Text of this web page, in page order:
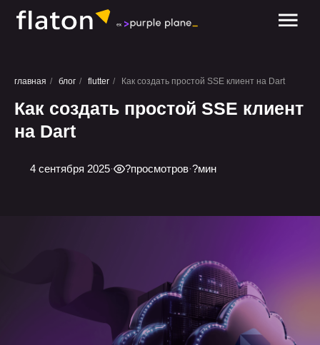
обсудить проект
главная / блог / flutter / Как создать простой SSE клиент на Dart
Как создать простой SSE клиент
на Dart
4 сентября 2025· ?просмотров·?мин